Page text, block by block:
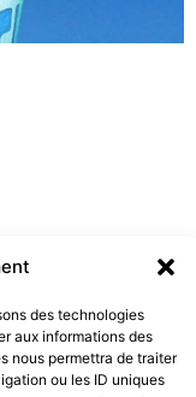
des technologies
aux informations des
nous permettra de traiter
ou les ID uniques
engagées ?